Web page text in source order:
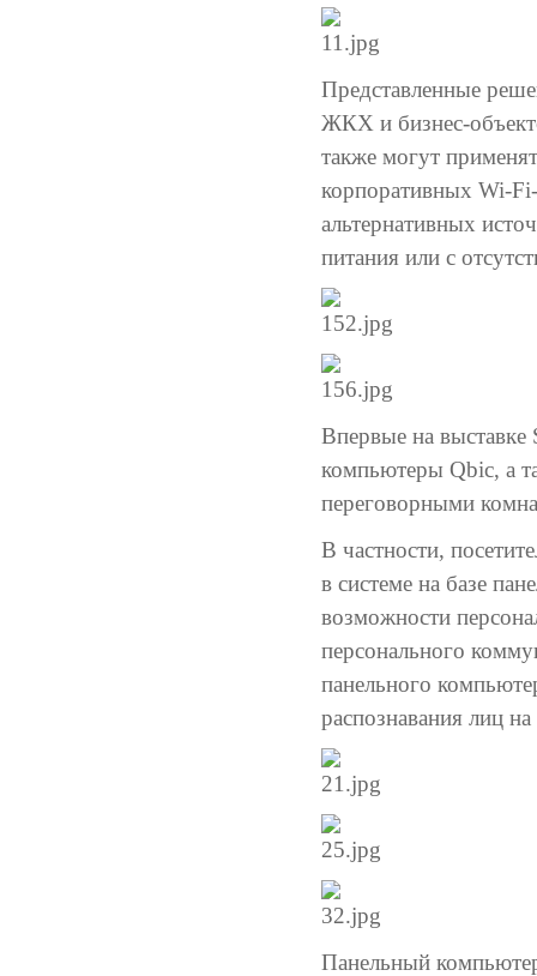
Представленные
ЖКХ и бизнес-
также могут
корпоративных Wi-Fi-
альтернативных
питания или с
Впервые на
компьютеры Qbic, а
переговорными
В частности,
в системе на базе
возможности
персонального
панельного
распознавания лиц
Панельный